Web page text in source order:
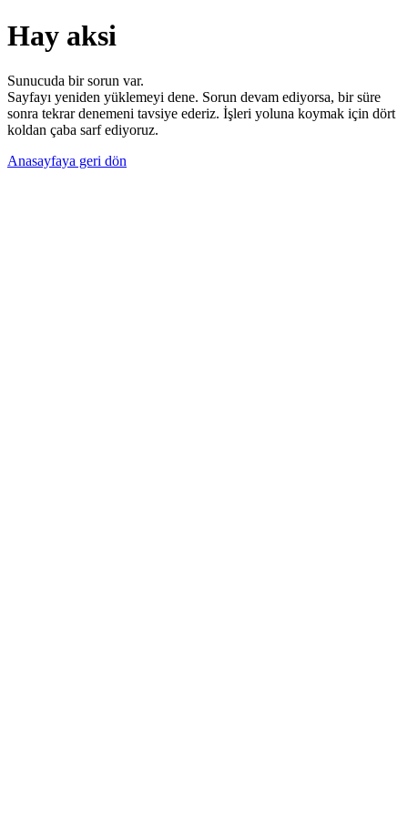
Hay aksi
Sunucuda bir sorun var.
Sayfayı yeniden yüklemeyi dene. Sorun devam ediyorsa, bir süre
sonra tekrar denemeni tavsiye ederiz. İşleri yoluna koymak için dört
koldan çaba sarf ediyoruz.
Anasayfaya geri dön